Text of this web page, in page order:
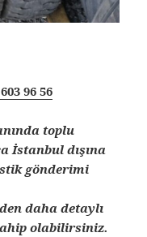
96 56
toplu
İstanbul dışına
gönderimi
daha detaylı
olabilirsiniz.